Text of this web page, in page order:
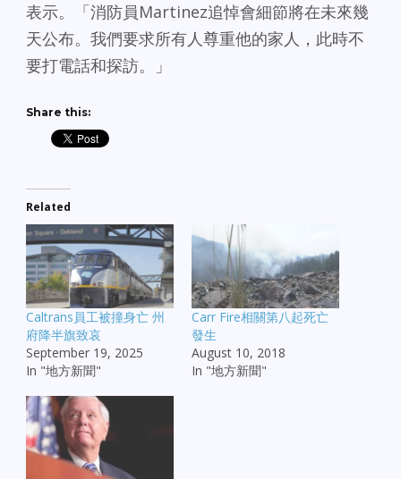
表示。「消防員Martinez追悼會細節將在未來幾
天公布。我們要求所有人尊重他的家人，此時不
要打電話和探訪。」
Share this:
Related
Caltrans員工被撞身亡 州
府降半旗致哀
September 19, 2025
In "地方新聞"
Carr Fire相關第八起死亡
發生
August 10, 2018
In "地方新聞"